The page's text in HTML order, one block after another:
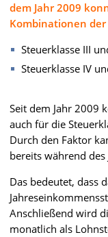
dem Jahr 2009
Kombinationen
Steuerklasse III
Steuerklasse IV
Seit dem Jahr 2009
auch für die
Durch den Faktor
bereits während des
Das bedeutet, dass
Anschließend wird
monatlich als